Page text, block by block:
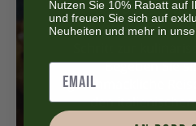
Von Pasta al
exquisiten
Begeben Sie
geschmackliche
den
Nutzen Sie 10% Rabatt auf
und freuen Sie sich auf
Neuheiten und mehr in